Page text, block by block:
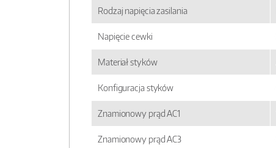
Rodzaj napięcia zasilania
Napięcie cewki
Materiał styków
Konfiguracja styków
Znamionowy prąd AC1
Znamionowy prąd AC3